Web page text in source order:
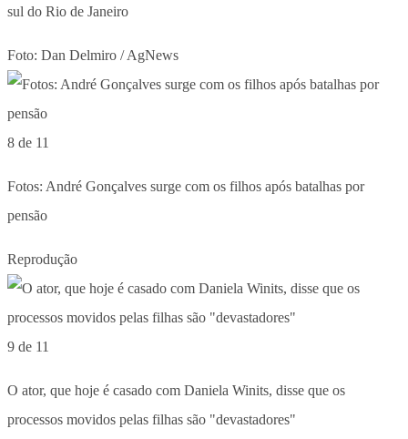
sul do Rio de Janeiro
Foto: Dan Delmiro / AgNews
8 de 11
Fotos: André Gonçalves surge com os filhos após batalhas por
pensão
Reprodução
9 de 11
O ator, que hoje é casado com Daniela Winits, disse que os
processos movidos pelas filhas são "devastadores"